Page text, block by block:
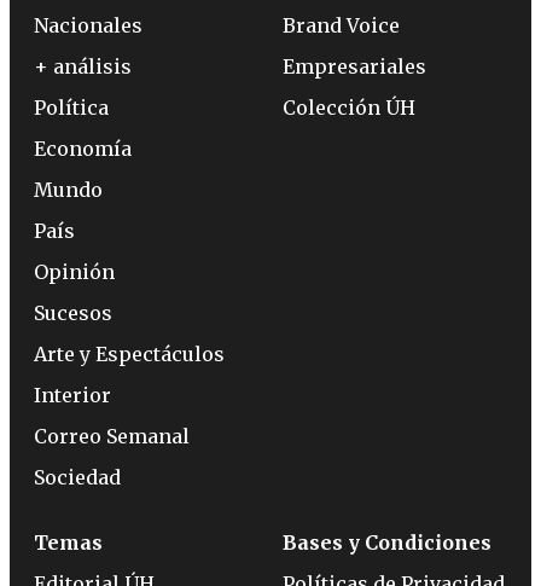
Nacionales
+ análisis
Política
Economía
Mundo
País
Opinión
Sucesos
Arte y Espectáculos
Interior
Correo Semanal
Sociedad
Brand Voice
Empresariales
Colección ÚH
Temas
Bases y Condiciones